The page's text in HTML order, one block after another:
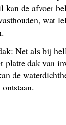
kan de afvoer
wat
Net als bij
platte dak van
de